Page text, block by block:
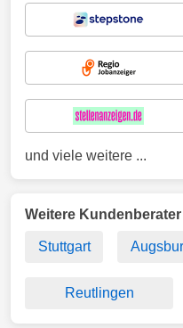
und viele weitere ...
Weitere
Stuttgart
Reutlingen